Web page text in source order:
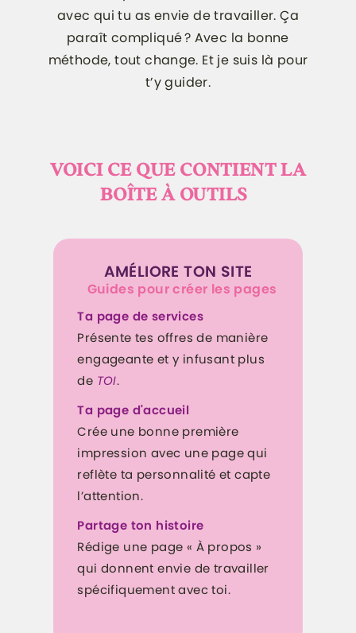
avec qui tu as envie de travailler. Ça
paraît compliqué ? Avec la bonne
méthode, tout change. Et je suis là pour
t’y guider.
VOICI CE QUE CONTIENT LA
BOÎTE À OUTILS
AMÉLIORE TON SITE
Guides pour créer les pages
Ta page de services
Présente tes offres de manière
engageante et y infusant plus
de TOI.
Ta page d'accueil
Crée une bonne première
impression avec une page qui
reflète ta personnalité et capte
l’attention.
Partage ton histoire
Rédige une page « À propos »
qui donnent envie de travailler
spécifiquement avec toi.